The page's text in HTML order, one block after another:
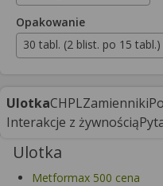
Opakowanie
30 tabl. (2 blist. po 15 tabl.)
UlotkaCHPLZamienniki
Interakcje z żywnością
Ulotka
Metformax 500 cena